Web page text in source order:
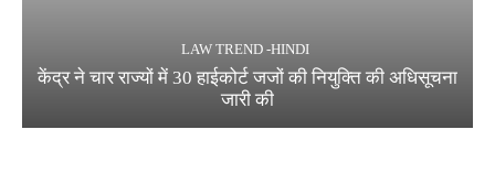
LAW TREND -HINDI
केंद्र ने चार राज्यों में 30 हाईकोर्ट जजों की नियुक्ति की अधिसूचना
जारी की